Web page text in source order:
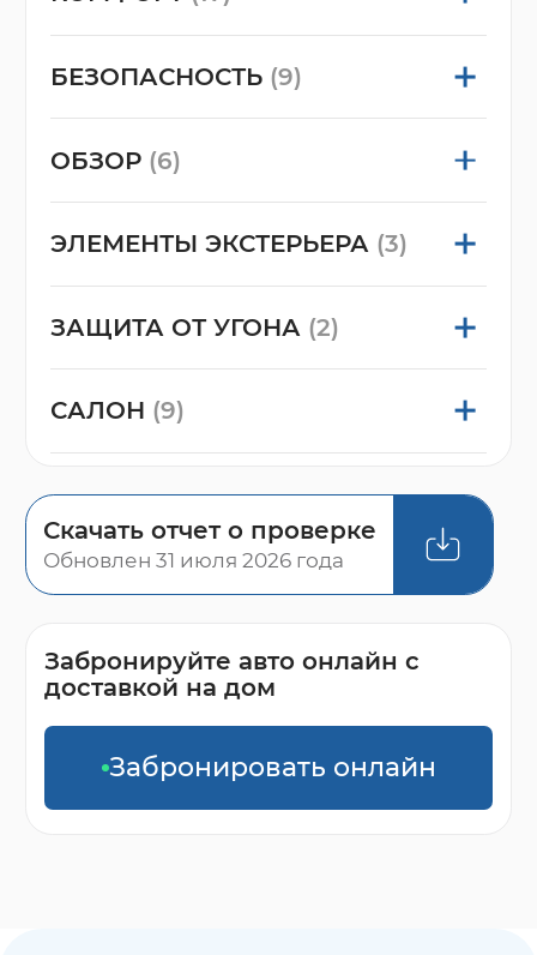
БЕЗОПАСНОСТЬ (9)
ОБЗОР (6)
ЭЛЕМЕНТЫ ЭКСТЕРЬЕРА (3)
ЗАЩИТА ОТ УГОНА (2)
САЛОН (9)
Скачать отчет о проверке
Обновлен 31 июля 2026 года
Забронируйте авто онлайн с
доставкой на дом
Забронировать онлайн